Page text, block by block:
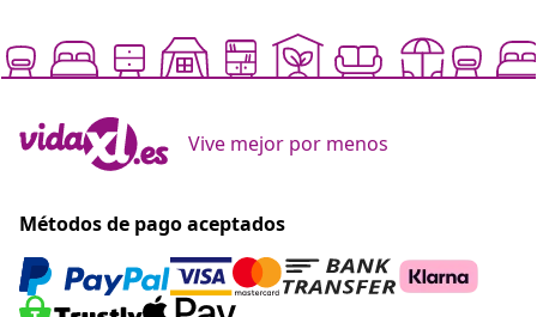
Vive mejor por menos
Métodos de pago aceptados